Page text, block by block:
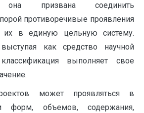
она призвана соединить
противоречивые проявления
их в единую цельную систему.
как средство научной
классификация выполняет свое
может проявляться в
форм, объемов, содержания,